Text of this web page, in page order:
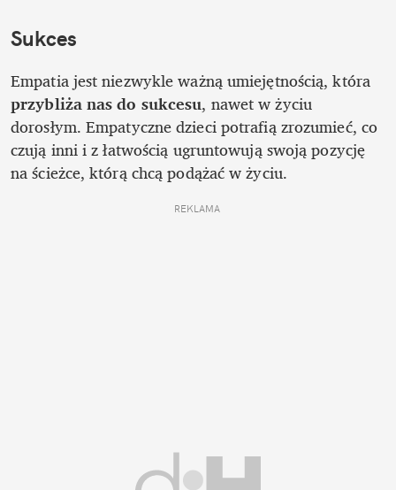
Sukces
Empatia jest niezwykle ważną umiejętnością, która
przybliża nas do sukcesu, nawet w życiu
dorosłym. Empatyczne dzieci potrafią zrozumieć, co
czują inni i z łatwością ugruntowują swoją pozycję
na ścieżce, którą chcą podążać w życiu.
REKLAMA